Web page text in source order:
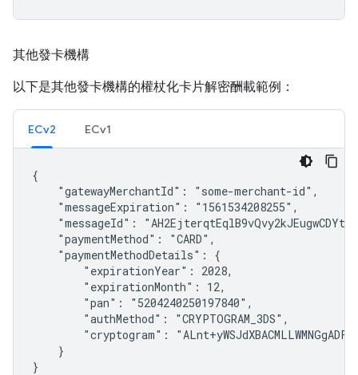
其他發卡機構
以下是其他發卡機構的權杖化卡片解密酬載範例：
ECv2 ECv1
{
    "gatewayMerchantId": "some-merchant-id",
    "messageExpiration": "1561534208255",
"messageId":
    "paymentMethod": "CARD",
    "paymentMethodDetails": {
        "expirationYear": 2028,
        "expirationMonth": 12,
        "pan": "5204240250197840",
        "authMethod": "CRYPTOGRAM_3DS",
"cryptogram":
    }
}